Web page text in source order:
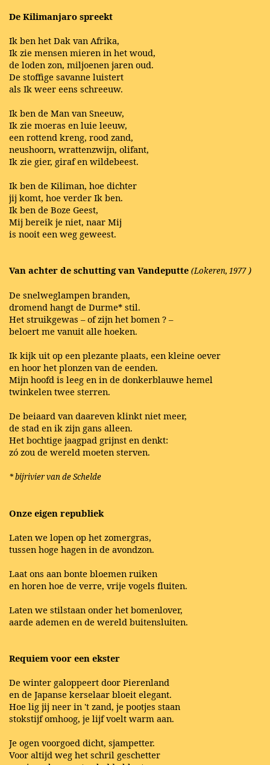
De Kilimanjaro spreekt
Ik ben het Dak van Afrika,
Ik zie mensen mieren in het woud,
de loden zon, miljoenen jaren oud.
De stoffige savanne luistert
als Ik weer eens schreeuw.
Ik ben de Man van Sneeuw,
Ik zie moeras en luie leeuw,
een rottend kreng, rood zand,
neushoorn, wrattenzwijn, olifant,
Ik zie gier, giraf en wildebeest.
Ik ben de Kiliman, hoe dichter
jij komt, hoe verder Ik ben.
Ik ben de Boze Geest,
Mij bereik je niet, naar Mij
is nooit een weg geweest.
Van achter de schutting van Vandeputte (Lokeren, 1977 )
De snelweglampen branden,
dromend hangt de Durme* stil.
Het struikgewas – of zijn het bomen ? –
beloert me vanuit alle hoeken.
Ik kijk uit op een plezante plaats, een kleine oever
en hoor het plonzen van de eenden.
Mijn hoofd is leeg en in de donkerblauwe hemel
twinkelen twee sterren.
De beiaard van daareven klinkt niet meer,
de stad en ik zijn gans alleen.
Het bochtige jaagpad grijnst en denkt:
zó zou de wereld moeten sterven.
* bijrivier van de Schelde
Onze eigen republiek
Laten we lopen op het zomergras,
tussen hoge hagen in de avondzon.
Laat ons aan bonte bloemen ruiken
en horen hoe de verre, vrije vogels fluiten.
Laten we stilstaan onder het bomenlover,
aarde ademen en de wereld buitensluiten.
Requiem voor een ekster
De winter galoppeert door Pierenland
en de Japanse kerselaar bloeit elegant.
Hoe lig jij neer in 't zand, je pootjes staan
stokstijf omhoog, je lijf voelt warm aan.
Je ogen voorgoed dicht, sjampetter.
Voor altijd weg het schril geschetter